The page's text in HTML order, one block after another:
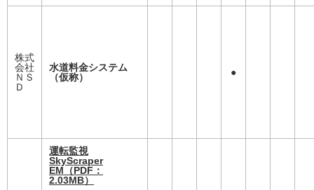
株式
会社
ＮＳ
Ｄ
水道料金システム
（仮称）
●
運転監視
SkyScraper
EM （PDF：
2.03MB）